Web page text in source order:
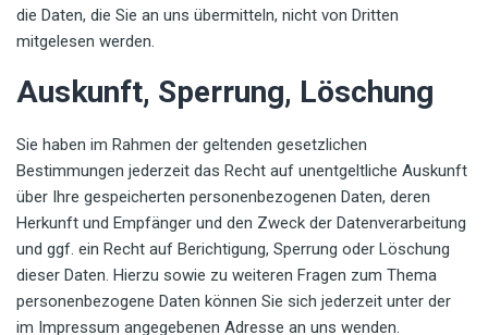
die Daten, die Sie an uns übermitteln, nicht von Dritten
mitgelesen werden.
Auskunft, Sperrung, Löschung
Sie haben im Rahmen der geltenden gesetzlichen
Bestimmungen jederzeit das Recht auf unentgeltliche Auskunft
über Ihre gespeicherten personenbezogenen Daten, deren
Herkunft und Empfänger und den Zweck der Datenverarbeitung
und ggf. ein Recht auf Berichtigung, Sperrung oder Löschung
dieser Daten. Hierzu sowie zu weiteren Fragen zum Thema
personenbezogene Daten können Sie sich jederzeit unter der
im Impressum angegebenen Adresse an uns wenden.